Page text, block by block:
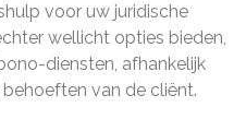
voor uw juridische
wellicht opties bieden,
diensten, afhankelijk
van de cliënt.